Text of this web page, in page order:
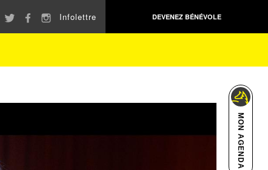
Infolettre DEVENEZ BÉNÉVOLE
MON AGENDA